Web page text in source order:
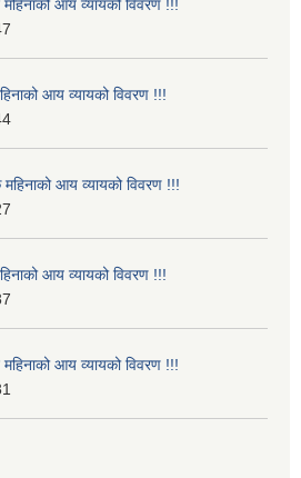
आय व्यायको विवरण !!!
आय व्यायको विवरण !!!
आय व्यायको विवरण !!!
आय व्यायको विवरण !!!
आय व्यायको विवरण !!!